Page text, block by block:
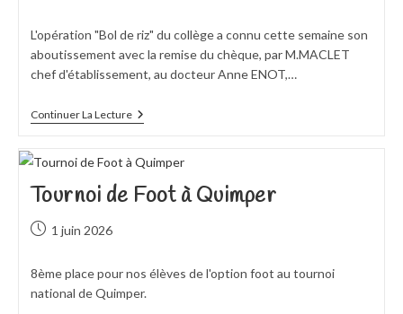
L'opération "Bol de riz" du collège a connu cette semaine son
aboutissement avec la remise du chèque, par M.MACLET
chef d'établissement, au docteur Anne ENOT,…
Continuer La LectureOpération
Bol
Riz
Tournoi de Foot à Quimper
Publication
1 juin 2026
8ème place pour nos élèves de l'option foot au tournoi
national de Quimper.